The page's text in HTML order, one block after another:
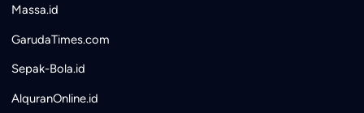
Massa.id
GarudaTimes.com
Sepak-Bola.id
AlquranOnline.id